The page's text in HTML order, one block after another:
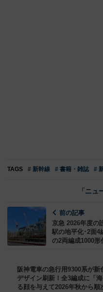
TAGS # 新幹線 # 書籍・雑誌 #
「ニュ
前の記事
京急 2026年度の
駅の地平化･2面4
の2両編成1000
阪神電車の急行用9300系が
デザイン刷新！全3編成に「
る顔を与えて2026年秋から順